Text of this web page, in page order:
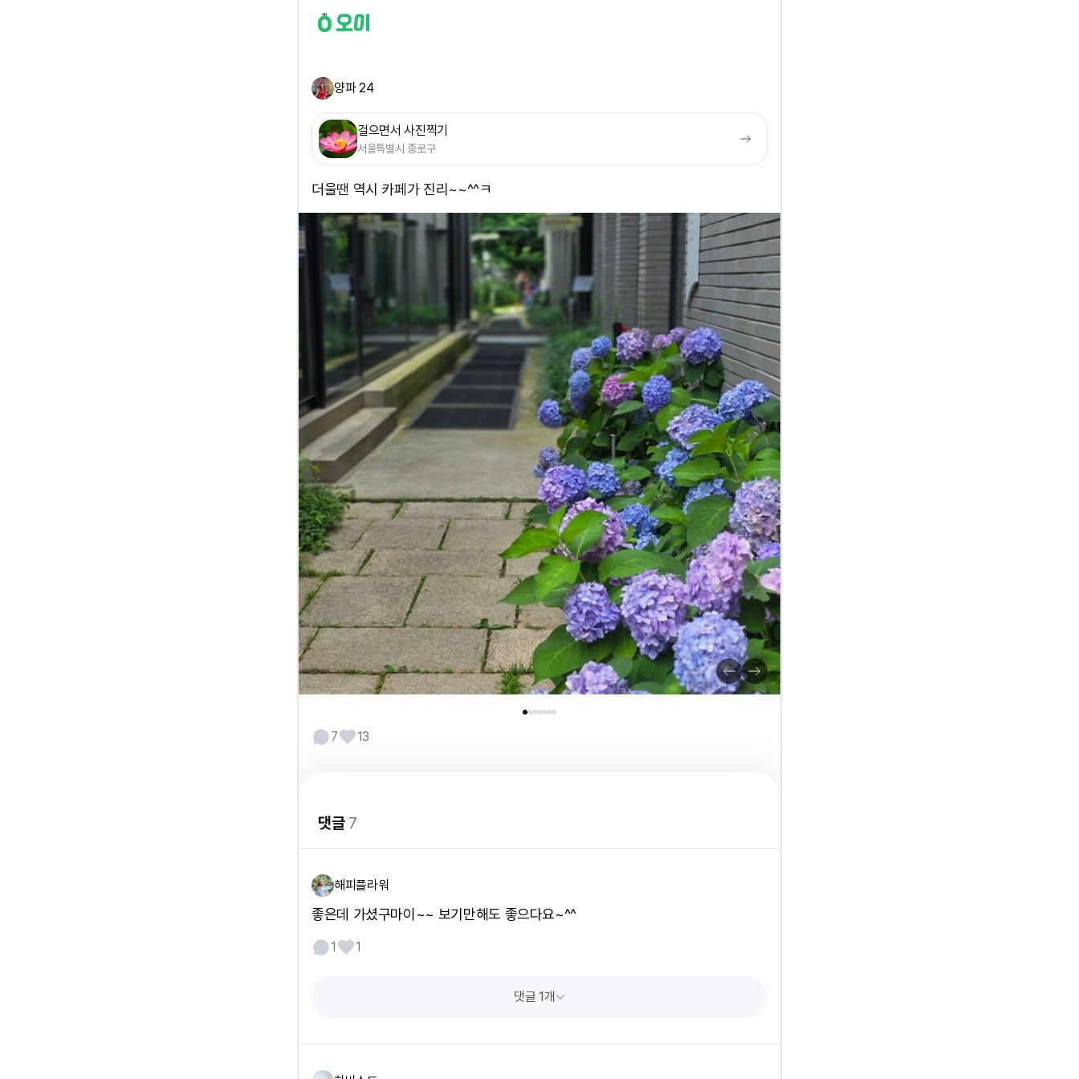
양파 24
걸으면서 사진찍기
서울특별시 종로구
더울땐 역시 카페가 진리~~^^ㅋ
7 13
댓글7
해피플라워
좋은데 가셨구마이~~ 보기만해도 좋으다요~^^
1 1
댓글 1개